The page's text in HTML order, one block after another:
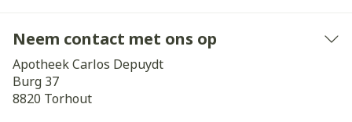
Neem contact met ons op
Apotheek Carlos Depuydt
Burg 37
8820 Torhout